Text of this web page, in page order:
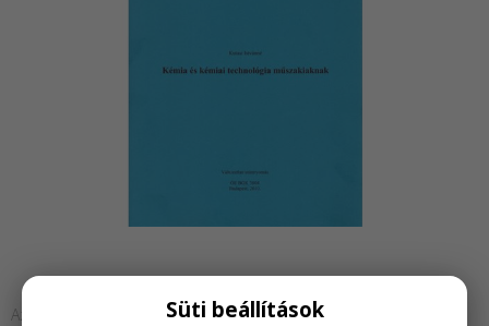
Azonnal raktárról Süti beállítások